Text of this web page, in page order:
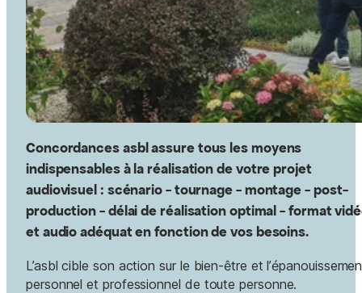
Concordances asbl assure tous les moyens
indispensables à la réalisation de votre projet
audiovisuel : scénario - tournage - montage - post-
production - délai de réalisation optimal - format
et audio adéquat en fonction de vos besoins.
L’asbl cible son action sur le bien-être et
personnel et professionnel de toute personne.